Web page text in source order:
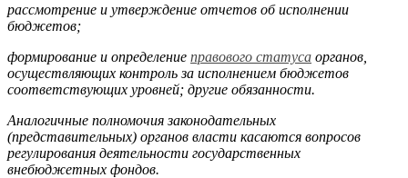
рассмотрение и утверждение отчетов об исполнении
бюджетов;
формирование и определение правового статуса органов,
осущест­вляющих контроль за исполнением бюджетов
соответствующих уровней; другие обязанности.
Аналогичные полномочия законодательных
(представительных) ор­ганов власти касаются вопросов
регулирования деятельности государст­венных
внебюджетных фондов.